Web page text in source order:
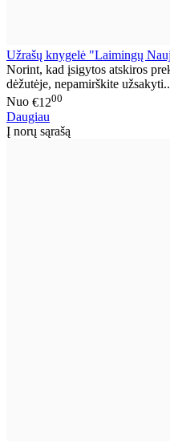
Užrašų knygelė "Laimingų
Norint, kad įsigytos atskiros
dėžutėje, nepamirškite užsakyti..
Nuo €1200
Daugiau
Į norų sąrašą